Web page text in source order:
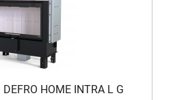
HOME INTRA L G